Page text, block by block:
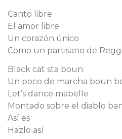
Canto libre
El amor libre
Un corazón único
Como un partisano de
Black cat sta boun
Un poco de marcha boun
Let’s dance mabelle
Montado sobre el diablo
Así es
Hazlo así